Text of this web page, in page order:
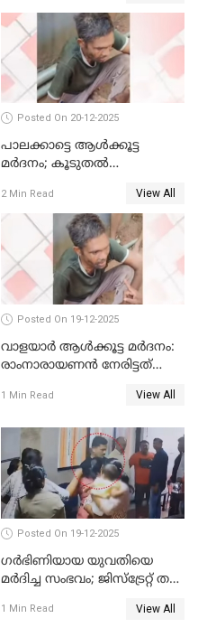
Posted On 20-12-2025
പാലക്കാട്ടെ ആള്‍ക്കൂട്ട
മര്‍ദനം; കൂടുതല്‍
അംഗ സംഘമെന്ന് വിവരം
2 Min Read View All
Posted On 19-12-2025
വാളയാർ ആൾക്കൂട്ട മർദനം:
രാംനാരായണൻ നേരിട്ടത്
നാൽപ്പതിലേറെ
റിപ്പോർട്ട്
1 Min Read View All
Posted On 19-12-2025
ഗര്‍ഭിണിയായ യുവതിയെ
മര്‍ദിച്ച സംഭവം; ജിസ്‌ട്രേറ്റ് തല
യുവതി
1 Min Read View All